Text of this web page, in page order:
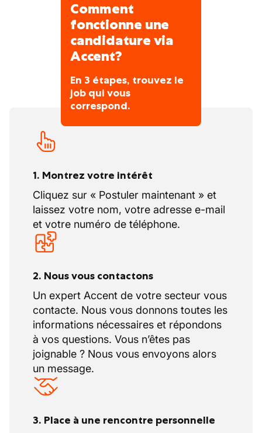
ensemble. Notre mission quotidienne ?
Mettre en lien le bon emploi avec la bonne
Vos congés
20 congés légaux
Comment
fonctionne une
candidature via
Accent?
En 3 étapes, trouvez le
job qui vous
correspond.
1. Montrez votre intérêt
Cliquez sur « Postuler maintenant » et
laissez votre nom, votre adresse e-mail
et votre numéro de téléphone.
2. Nous vous contactons
Un expert Accent de votre secteur vous
contacte. Nous vous donnons toutes les
informations nécessaires et répondons
à vos questions. Vous n’êtes pas
joignable ? Nous vous envoyons alors
un message.
3. Place à une rencontre personnelle